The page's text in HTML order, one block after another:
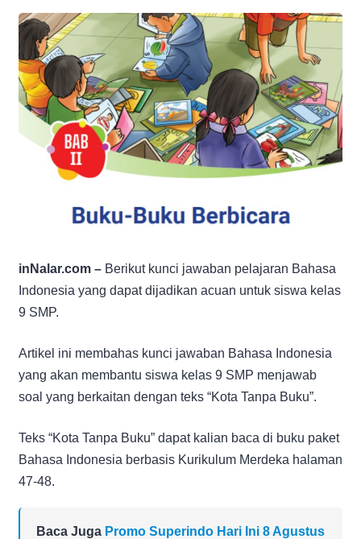
inNalar.com – Berikut kunci jawaban pelajaran Bahasa
Indonesia yang dapat dijadikan acuan untuk siswa kelas
9 SMP.
Artikel ini membahas kunci jawaban Bahasa Indonesia
yang akan membantu siswa kelas 9 SMP menjawab
soal yang berkaitan dengan teks “Kota Tanpa Buku”.
Teks “Kota Tanpa Buku” dapat kalian baca di buku paket
Bahasa Indonesia berbasis Kurikulum Merdeka halaman
47-48.
Baca Juga Promo Superindo Hari Ini 8 Agustus